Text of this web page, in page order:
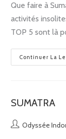
Que faire à
activités
TOP 5 sont là
Continuer La
SUMATRA
Odyssée